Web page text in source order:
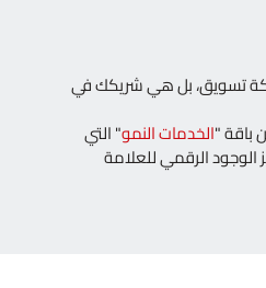
تسويق، بل هي شريكك في
"الخدمات النمو" التي
الوجود الرقمي للعلامة